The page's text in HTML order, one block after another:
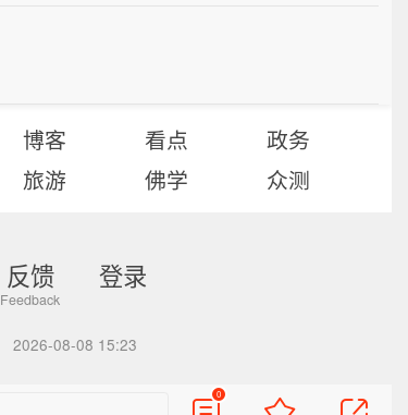
博客 看点
政务
旅游 佛学 众测
反馈 登录
2026-08-08 15:23
0